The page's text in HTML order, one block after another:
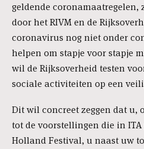
geldende coronamaatregelen,
door het RIVM en de
coronavirus nog niet onder
helpen om stapje voor stapje
wil de Rijksoverheid testen
sociale activiteiten op een
Dit wil concreet zeggen dat u,
tot de voorstellingen die in
Holland Festival, u naast uw